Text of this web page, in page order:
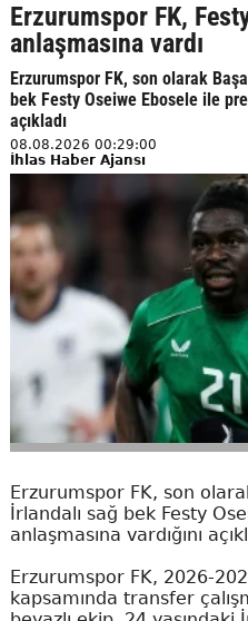
Erzurumspor FK,
anlaşmasına vardı
Erzurumspor FK, son olarak
bek Festy Oseiwe Ebosele ile
açıkladı
08.08.2026 00:29:00
İhlas Haber Ajansı
Erzurumspor FK, son
İrlandalı sağ bek Festy
anlaşmasına vardığını
Erzurumspor FK, 2026-
kapsamında transfer